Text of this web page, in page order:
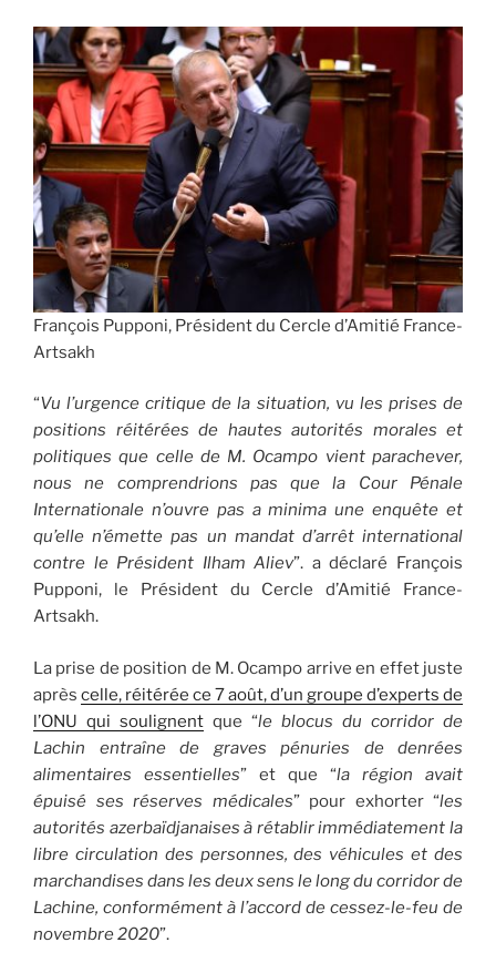
François Pupponi, Président du Cercle d’Amitié France-
Artsakh
“Vu l’urgence critique de la situation, vu les prises de
positions réitérées de hautes autorités morales et
politiques que celle de M. Ocampo vient parachever,
nous ne comprendrions pas que la Cour Pénale
Internationale n’ouvre pas a minima une enquête et
qu’elle n’émette pas un mandat d’arrêt international
contre le Président Ilham Aliev”. a déclaré François
Pupponi, le Président du Cercle d’Amitié France-
Artsakh.
La prise de position de M. Ocampo arrive en effet juste
après celle, réitérée ce 7 août, d’un groupe d’experts de
l’ONU qui soulignent que “le blocus du corridor de
Lachin entraîne de graves pénuries de denrées
alimentaires essentielles” et que “la région avait
épuisé ses réserves médicales” pour exhorter “les
autorités azerbaïdjanaises à rétablir immédiatement la
libre circulation des personnes, des véhicules et des
marchandises dans les deux sens le long du corridor de
Lachine, conformément à l’accord de cessez-le-feu de
novembre 2020”.